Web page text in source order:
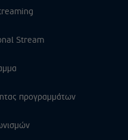
Stream
προγραμμάτων